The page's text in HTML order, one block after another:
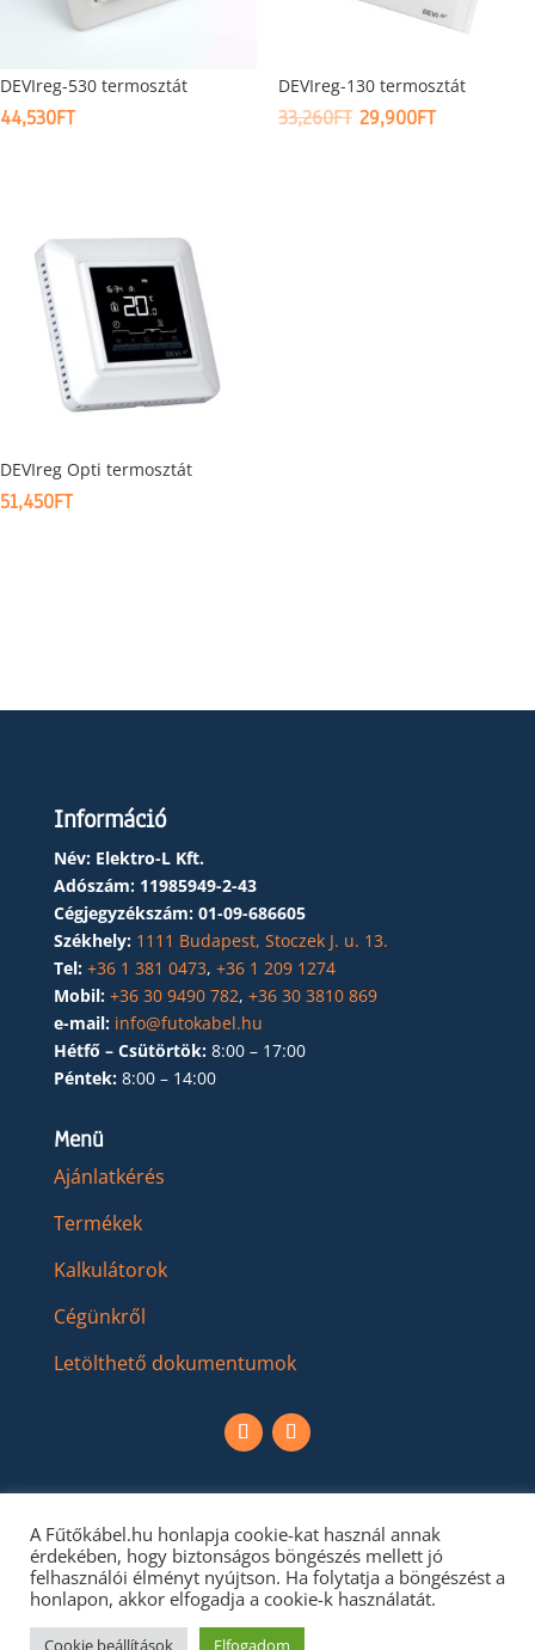
DEVIreg-530 termosztát
44,530FT
DEVIreg-130 termosztát
33,260FT ORIGINAL
29,900FTCURRENT
DEVIreg Opti termosztát
51,450FT
Információ
Név: Elektro-L Kft.
Adószám: 11985949-2-43
Cégjegyzékszám: 01-09-686605
Székhely: 1111 Budapest, Stoczek J. u. 13.
Tel: +36 1 381 0473, +36 1 209 1274
Mobil: +36 30 9490 782, +36 30 3810 869
e-mail: info@futokabel.hu
Hétfő – Csütörtök: 8:00 – 17:00
Péntek: 8:00 – 14:00
Menü
Ajánlatkérés
Termékek
Kalkulátorok
Cégünkről
Letölthető dokumentumok
A Fűtőkábel.hu honlapja cookie-kat használ annak
érdekében, hogy biztonságos böngészés mellett jó
felhasználói élményt nyújtson. Ha folytatja a böngészést a
honlapon, akkor elfogadja a cookie-k használatát.
Cookie beállítások Elfogadom